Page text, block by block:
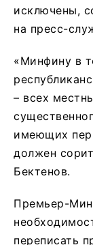
исключены,
на пресс-
«Минфину в
– всех
имеющих
должен
Бектенов.
Премьер-
переписать